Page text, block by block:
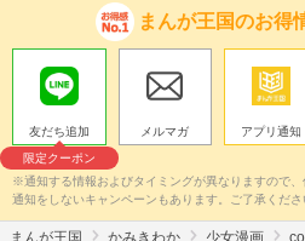
まんが王国のお得
友だち追加
限定クーポン
メルマガ アプリ通知
※通知する情報およびタイミングが異なりますので
通知をしないキャンペーンもあります。ご了承くださ
まんが王国 かみきわか 少女漫画